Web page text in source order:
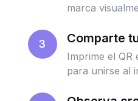
marca
3 Comparte
Imprime el
para unirse al